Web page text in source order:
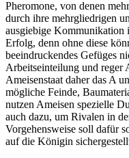
Pheromone, von denen
durch ihre mehrgliedrigen
ausgiebige Kommunikation
Erfolg, denn ohne diese
beeindruckendes Gefüges
Arbeitseinteilung und reger
Ameisenstaat daher das A
mögliche Feinde,
nutzen Ameisen spezielle
auch dazu, um Rivalen in
Vorgehensweise soll dafür
auf die Königin